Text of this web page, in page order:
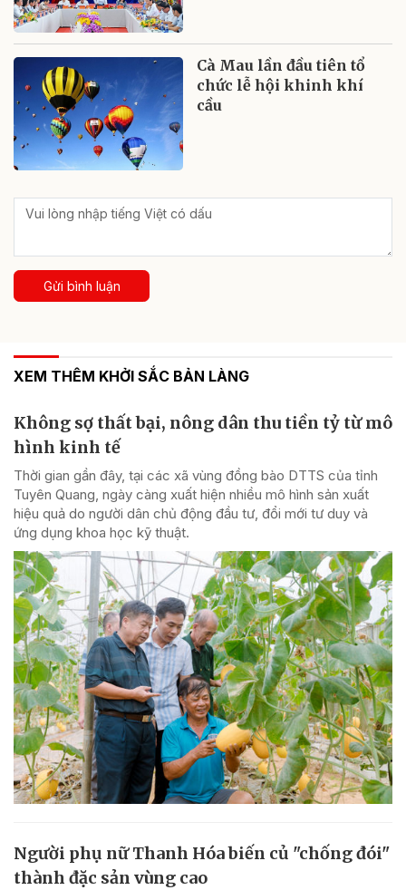
Cà Mau lần đầu tiên tổ
chức lễ hội khinh khí
cầu
Gửi bình luận
XEM THÊM KHỞI SẮC BẢN LÀNG
Không sợ thất bại, nông dân thu tiền tỷ từ mô
hình kinh tế
Thời gian gần đây, tại các xã vùng đồng bào DTTS của tỉnh
Tuyên Quang, ngày càng xuất hiện nhiều mô hình sản xuất
hiệu quả do người dân chủ động đầu tư, đổi mới tư duy và
ứng dụng khoa học kỹ thuật.
Người phụ nữ Thanh Hóa biến củ "chống đói"
thành đặc sản vùng cao